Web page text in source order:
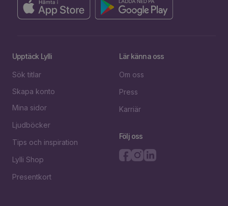
Upptäck Lylli
Sök titlar
Skapa konto
Mina sidor
Ljudböcker
Tips och inspiration
Lylli Shop
Presentkort
Lär känna oss
Om oss
Press
Karriär
Följ oss